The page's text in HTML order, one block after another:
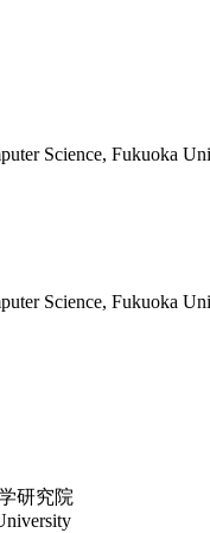
Science, Fukuoka
Science, Fukuoka
研究院